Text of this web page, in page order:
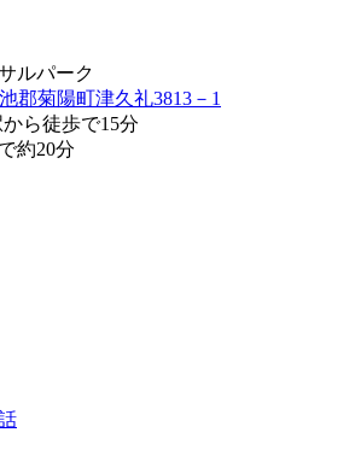
ルパーク
郡菊陽町津久礼3813－1
ら徒歩で15分
約20分